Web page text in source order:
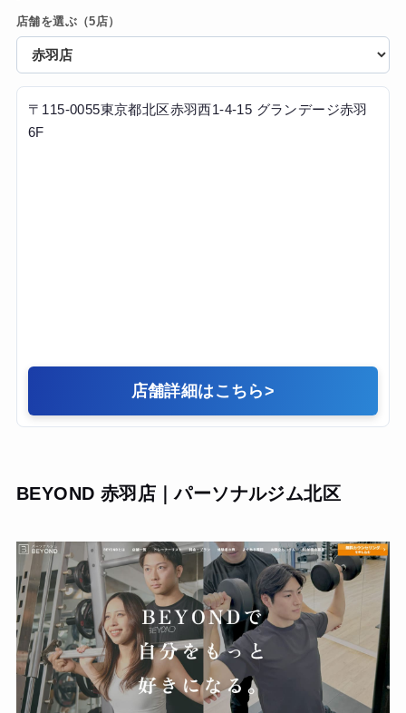
が少ないです。綺麗に引き締まった、健康的な体型になれ
ました。
店舗を選ぶ（5店）
〒115-0055東京都北区赤羽西1-4-15 グランデージ赤羽
6F
店舗詳細はこちら>
BEYOND 赤羽店｜パーソナルジム北区